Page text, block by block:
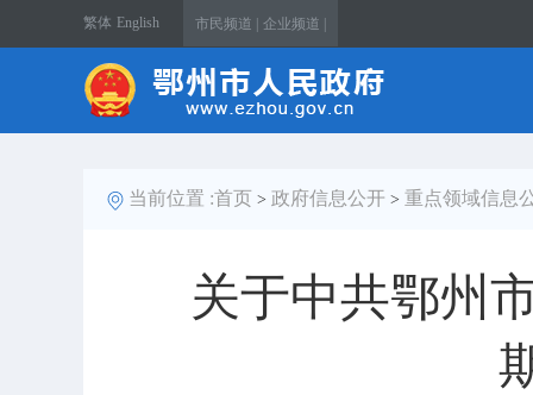
繁体 English 市民频道 | 企业频道 |
当前位置 :首页 > 政府信息公开 > 重点领域信息
关于中共鄂州